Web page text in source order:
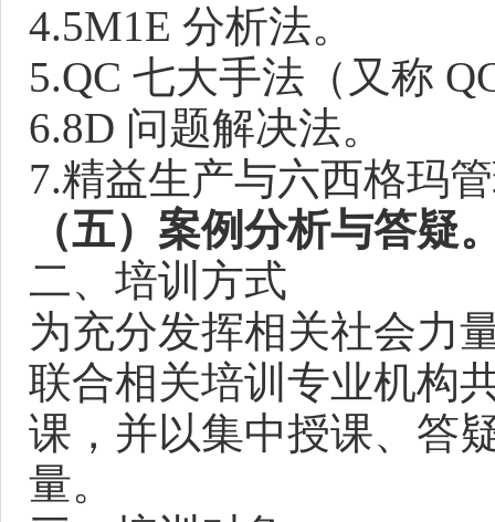
4.5M1E 分析法。
5.QC 七大手法（又称
6.8D 问题解决法。
7.精益生产与六西格玛
（五）案例分析与答疑
二、培训方式
为充分发挥相关社会力
联合相关培训专业机构
课，并以集中授课、答
量。